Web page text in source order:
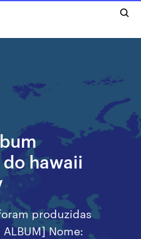
hawaii
produzidas
Nome: